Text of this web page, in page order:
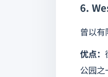
6.
曾以
优点：
公园之